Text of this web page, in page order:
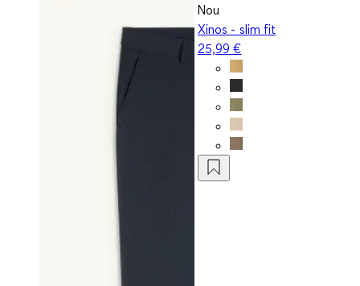
Nou
Xinos - slim fit
25,99 €